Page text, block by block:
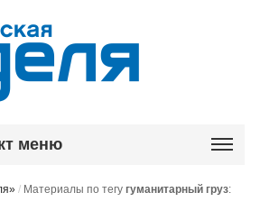
меню
/ Материалы по тегугуманитарный груз: